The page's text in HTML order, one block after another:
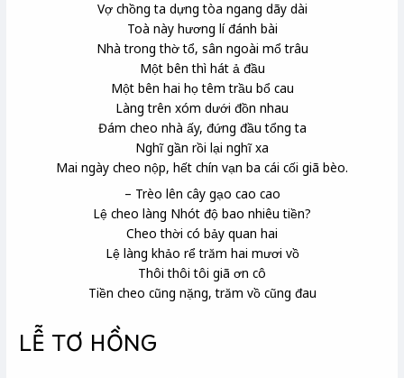
Vợ chồng ta dựng tòa ngang dãy dài
Toà này hương líđánh bài
Nhà trong thờ tổ, sân ngoài mổ trâu
Một bên thì hát ả đầu
Một bên hai họ têm trầu bổ cau
Làng trên xóm dưới đồn nhau
Đám cheo nhà ấy, đứng đầu tổng ta
Nghĩ gần rồi lại nghĩ xa
Mai ngày cheo nộp, hết chín vạn ba cái cối giã bèo.
– Trèo lên cây gạo cao cao
Lệ cheo làng Nhót độ bao nhiêu tiền?
Cheo thời có bảy quan hai
Lệ làng khảo rể trăm hai mươi vồ
Thôi thôi tôi giã ơn cô
Tiền cheo cũng nặng, trăm vồ cũng đau
LỄ TƠ HỒNG